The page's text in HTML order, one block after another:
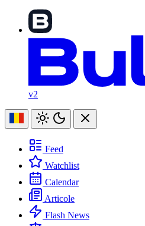
v2
Feed
Watchlist
Calendar
Articole
Flash News